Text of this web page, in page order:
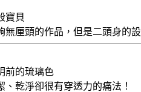
寶貝
無厘頭的作品，但是二頭身的
前的琉璃色
、乾淨卻很有穿透力的痛法！